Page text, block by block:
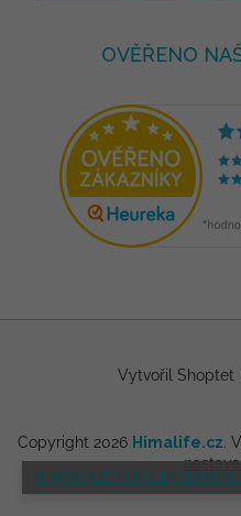
🌸 NOVÁ LETNÍ KOLEKCE
OVĚŘENO
Vytvořil Shoptet
Copyright 2026 Himalife.cz.